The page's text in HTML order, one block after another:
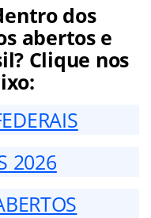
dos
abertos e
Clique nos
2026